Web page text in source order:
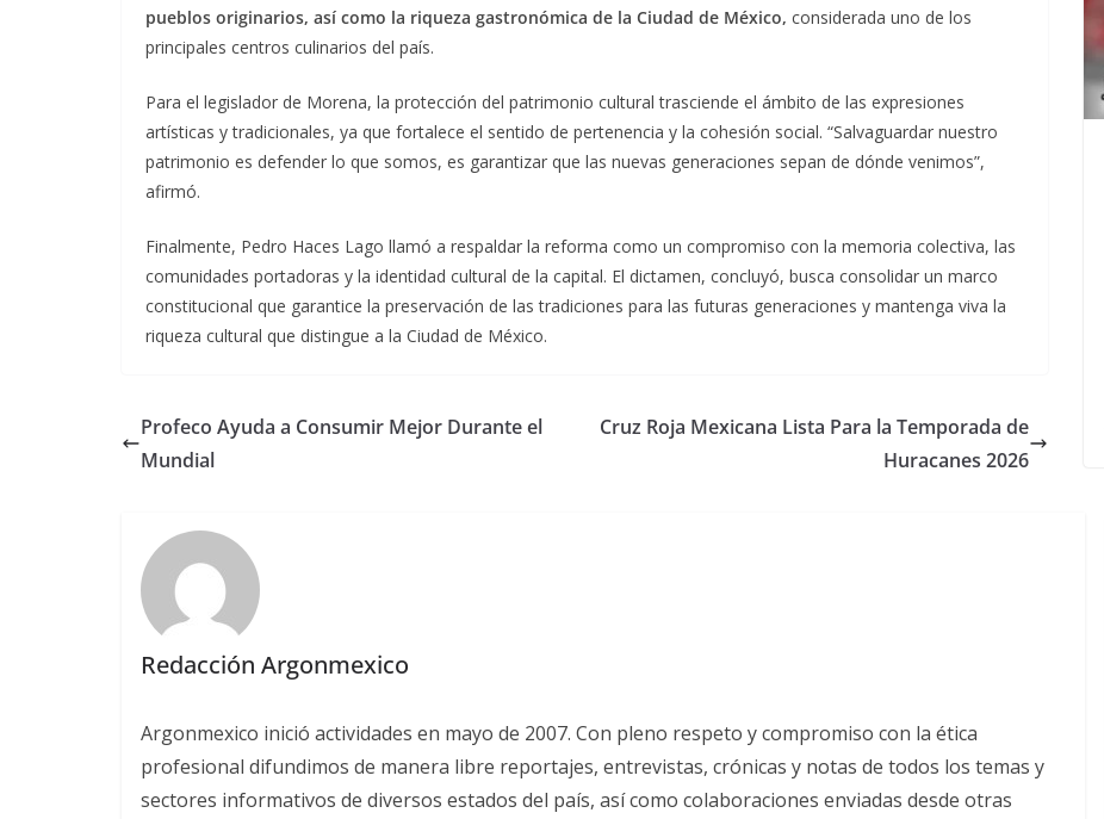
pueblos originarios, así como la riqueza gastronómica de la Ciudad de México, considerada uno de los
principales centros culinarios del país.
Para el legislador de Morena, la protección del patrimonio cultural trasciende el ámbito de las expresiones
artísticas y tradicionales, ya que fortalece el sentido de pertenencia y la cohesión social. “Salvaguardar nuestro
patrimonio es defender lo que somos, es garantizar que las nuevas generaciones sepan de dónde venimos”,
afirmó.
Finalmente, Pedro Haces Lago llamó a respaldar la reforma como un compromiso con la memoria colectiva, las
comunidades portadoras y la identidad cultural de la capital. El dictamen, concluyó, busca consolidar un marco
constitucional que garantice la preservación de las tradiciones para las futuras generaciones y mantenga viva la
riqueza cultural que distingue a la Ciudad de México.
Profeco Ayuda a Consumir Mejor Durante el
Mundial
Cruz Roja Mexicana Lista Para la Temporada de
Huracanes 2026
Redacción Argonmexico
Argonmexico inició actividades en mayo de 2007. Con pleno respeto y compromiso con la ética
profesional difundimos de manera libre reportajes, entrevistas, crónicas y notas de todos los temas y
sectores informativos de diversos estados del país, así como colaboraciones enviadas desde otras